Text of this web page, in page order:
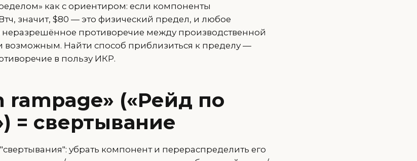
как с ориентиром: если компоненты
значит, $80 — это физический предел, и любое
неразрешённое противоречие между производственной
возможным. Найти способ приблизиться к пределу —
в пользу ИКР.
rampage» («Рейд по
= свертывание
убрать компонент и перераспределить его